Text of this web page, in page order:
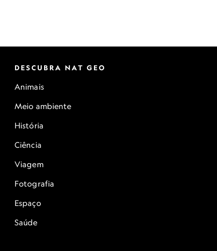
DESCUBRA NAT GEO
Animais
Meio ambiente
História
Ciência
Viagem
Fotografia
Espaço
Saúde